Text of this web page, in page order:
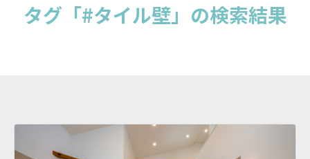
タグ「#タイル壁」の検索結果